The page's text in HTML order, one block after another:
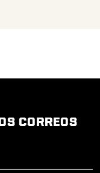
CORREOS